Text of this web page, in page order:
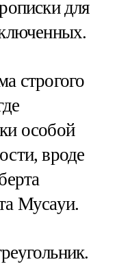
для
строгого
особой
вроде
Мусауи.